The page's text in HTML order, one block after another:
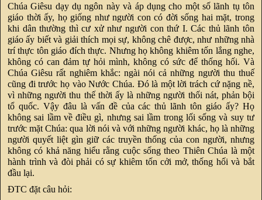
Chúa Giêsu dạy dụ ngôn này và áp dụng cho một số lãnh tụ tôn
giáo thời ấy, họ giống như người con có đời sống hai mặt, trong
khi dân thường thì cư xử như người con thứ I. Các thủ lãnh tôn
giáo ấy biết và giải thích mọi sự, không chê được, như những nhà
trí thực tôn giáo đích thực. Nhưng họ không khiêm tốn lắng nghe,
không có can đảm tự hỏi mình, không có sức để thống hối. Và
Chúa Giêsu rất nghiêm khắc: ngài nói cả những người thu thuế
cũng đi trước họ vào Nước Chúa. Đó là một lời trách cứ nặng nề,
vì những người thu thế thời ấy là những người thối nát, phản bội
tổ quốc. Vậy đâu là vấn đề của các thủ lãnh tôn giáo ấy? Họ
không sai lầm về điều gì, nhưng sai lầm trong lối sống và suy tư
trước mặt Chúa: qua lời nói và với những người khác, họ là những
người quyết liệt gìn giữ các truyền thống của con người, nhưng
không có khả năng hiểu rằng cuộc sống theo Thiên Chúa là một
hành trình và đòi phải có sự khiêm tốn cởi mở, thống hối và bắt
đầu lại.
ĐTC đặt câu hỏi: